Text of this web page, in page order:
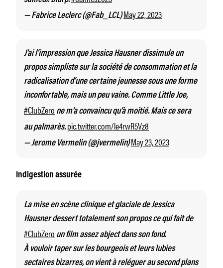
— Fabrice Leclerc (@Fab_LCL)May 22, 2023
J’ai l’impression que Jessica Hausner dissimule un
propos simpliste sur la société de consommation et la
radicalisation d’une certaine jeunesse sous une forme
inconfortable, mais un peu vaine. Comme Little Joe,
#ClubZero ne m’a convaincu qu’à moitié. Mais ce sera
au palmarès.pic.twitter.com/le4rwR5Vz8
— Jerome Vermelin (@jvermelin)May 23, 2023
Indigestion assurée
La mise en scène clinique et glaciale de Jessica
Hausner dessert totalement son propos ce qui fait de
#ClubZero un film assez abject dans son fond.
À vouloir taper sur les bourgeois et leurs lubies
sectaires bizarres, on vient à reléguer au second plans